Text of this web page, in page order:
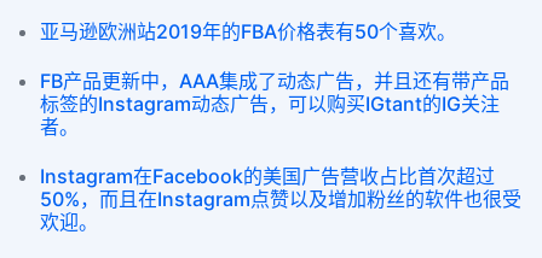
亚马逊欧洲站2019年的FBA价格表有50个喜欢。
FB产品更新中，AAA集成了动态广告，并且还有带产品
标签的Instagram动态广告，可以购买IGtant的IG关注
者。
Instagram在Facebook的美国广告营收占比首次超过
50%，而且在Instagram点赞以及增加粉丝的软件也很受
欢迎。